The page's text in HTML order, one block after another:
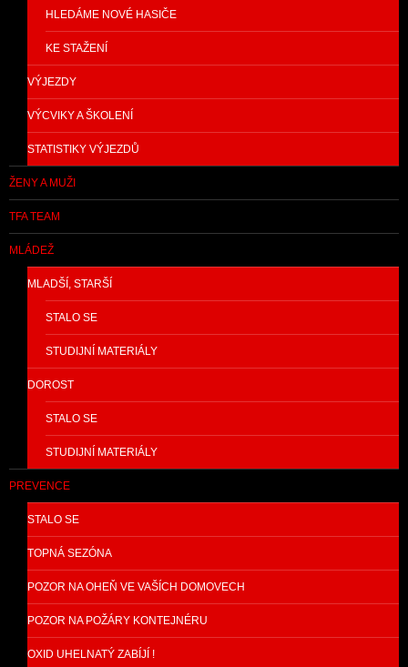
HLEDÁME NOVÉ HASIČE
KE STAŽENÍ
VÝJEZDY
VÝCVIKY A ŠKOLENÍ
STATISTIKY VÝJEZDŮ
ŽENY A MUŽI
TFA TEAM
MLÁDEŽ
MLADŠÍ, STARŠÍ
STALO SE
STUDIJNÍ MATERIÁLY
DOROST
STALO SE
STUDIJNÍ MATERIÁLY
PREVENCE
STALO SE
TOPNÁ SEZÓNA
POZOR NA OHEŇ VE VAŠÍCH DOMOVECH
POZOR NA POŽÁRY KONTEJNÉRU
OXID UHELNATÝ ZABÍJÍ !